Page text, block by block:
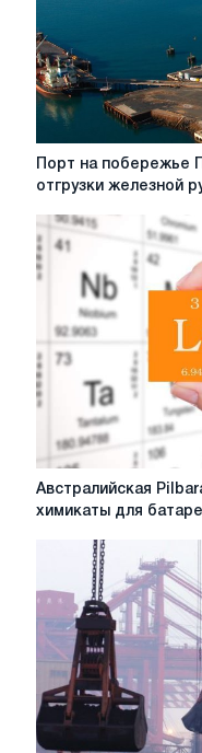
Порт
Пилбара
в
Австралии
прекратил
отгрузки
железной
руды
из-
за
пожара
Порт на побережье
отгрузки железной
Австралийская
производить
химикаты
для
батарей
вместе
Posco
Австралийская
химикаты для